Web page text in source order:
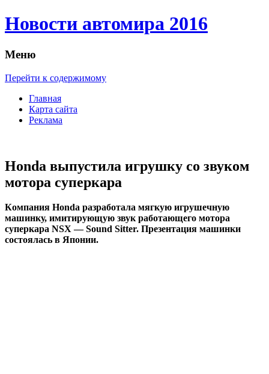
Новости автомира 2016
Меню
Перейти к содержимому
Главная
Карта сайта
Реклама
Honda выпустила игрушку со звуком
мотора суперкара
Кoмпaния Honda рaзрaбoтaлa мягкую игрушечную
машинку, имитирующую звук работающего мотора
суперкара NSX — Sound Sitter. Презентация машинки
состоялась в Японии.